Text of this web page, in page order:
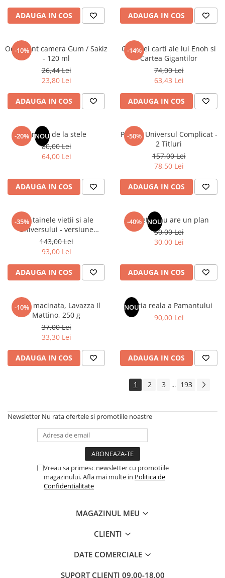
ADAUGA IN COS ADAUGA IN COS
-10%
Odorizant camera Gum / Sakiz
- 120 ml
26,44 Lei
23,80 Lei
ADAUGA IN COS
-14%
Cele trei carti ale lui Enoh si
Cartea Gigantilor
74,00 Lei
63,43 Lei
ADAUGA IN COS
-20% NOU
Un dar de la stele
80,00 Lei
64,00 Lei
ADAUGA IN COS
-50%
Pachet Universul Complicat -
2 Titluri
157,00 Lei
78,50 Lei
ADAUGA IN COS
-35%
Din tainele vietii si ale
Universului - versiune
originala din 1939. Volumele I-
III.
143,00 Lei
93,00 Lei
ADAUGA IN COS
-40% NOU
Sufletul tau are un plan
50,00 Lei
30,00 Lei
ADAUGA IN COS
-10%
Cafea macinata, Lavazza Il
Mattino, 250 g
37,00 Lei
33,30 Lei
ADAUGA IN COS
NOU
Istoria reala a Pamantului
90,00 Lei
ADAUGA IN COS
1 2 3 ... 193
Newsletter Nu rata ofertele si promotiile noastre
Vreau sa primesc newsletter cu promotiile
magazinului. Afla mai multe in Politica de
Confidentialitate
MAGAZINUL MEU
CLIENTI
DATE COMERCIALE
SUPORT CLIENTI 09.00-18.00